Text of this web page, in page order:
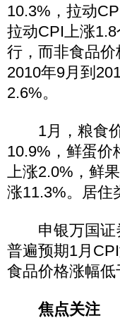
10.3%，拉动
拉动CPI上涨
行，而非食品
2010年9月到
2.6%。
1月，粮食价
10.9%，鲜蛋价
上涨2.0%，鲜
涨11.3%。居住
申银万国证券
普遍预期1月
食品价格涨幅低
焦点关注